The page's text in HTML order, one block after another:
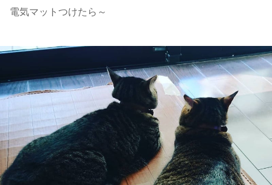
電気マットつけたら～